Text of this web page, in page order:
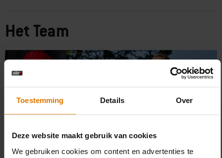
Toestemming Details Over
Deze website maakt gebruik van cookies
We gebruiken cookies om content en advertenties te
Het Team